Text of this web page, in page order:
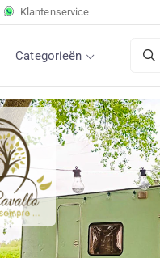
Klantenservice
Categorieën